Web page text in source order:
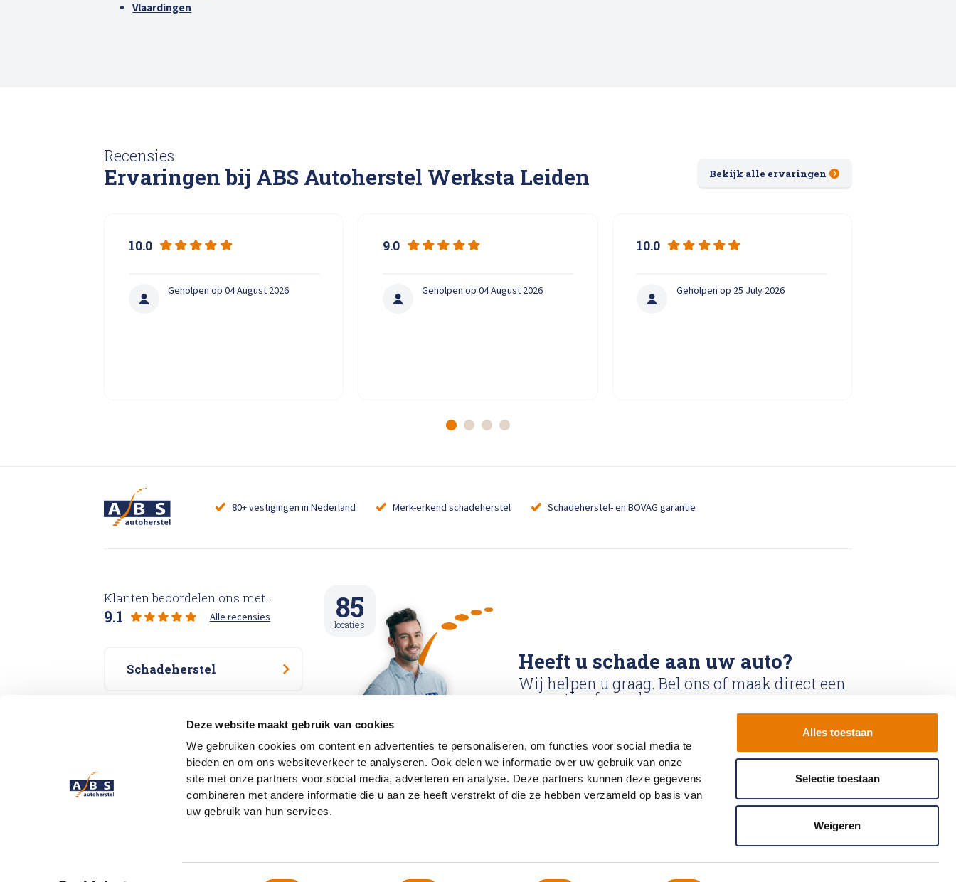
Deze website maakt gebruik van cookies
We gebruiken cookies om content en advertenties te personaliseren, om functies voor social media te
bieden en om ons websiteverkeer te analyseren. Ook delen we informatie over uw gebruik van onze
site met onze partners voor social media, adverteren en analyse. Deze partners kunnen deze gegevens
combineren met andere informatie die u aan ze heeft verstrekt of die ze hebben verzameld op basis van
uw gebruik van hun services.
Alles toestaan
Selectie toestaan
Weigeren
Vlaardingen
Recensies
Ervaringen bij ABS Autoherstel Werksta Leiden Bekijk alle ervaringen
10.0
Geholpen op 04 August 2026
9.0
Geholpen op 04 August 2026
10.0
Geholpen op 25 July 2026
80+ vestigingen in Nederland Merk-erkend schadeherstel Schadeherstel- en BOVAG garantie
Klanten beoordelen ons met...
9.1 Alle recensies
Schadeherstel
Specialisme
Vestigingen
85
locaties
Heeft u schade aan uw auto?
Wij helpen u graag. Bel ons of maak direct een
reparatie afspraak.
maken
Bel ons: 0900-
6611111